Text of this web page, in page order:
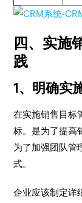
四、实施
践
1、明确实
在实施销售目标
标。是为了提高
为了加强团队管
式。
企业应该制定详